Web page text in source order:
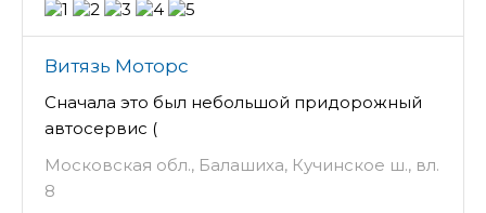
Витязь Моторс
Сначала это был небольшой придорожный
автосервис (
Московская обл., Балашиха, Кучинское ш., вл.
8